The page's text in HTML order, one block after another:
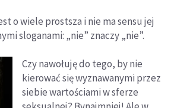
o wiele prostsza i nie ma sensu jej
sloganami: „nie” znaczy „nie”.
Czy nawołuję do tego, by nie
kierować się wyznawanymi przez
siebie wartościami w sferze